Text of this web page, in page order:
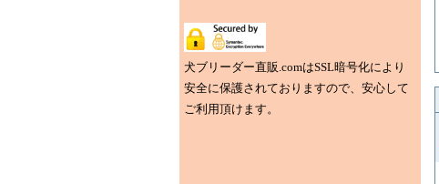
犬ブリーダー直販.comはSSL暗号化により
安全に保護されておりますので、安心して
ご利用頂けます。